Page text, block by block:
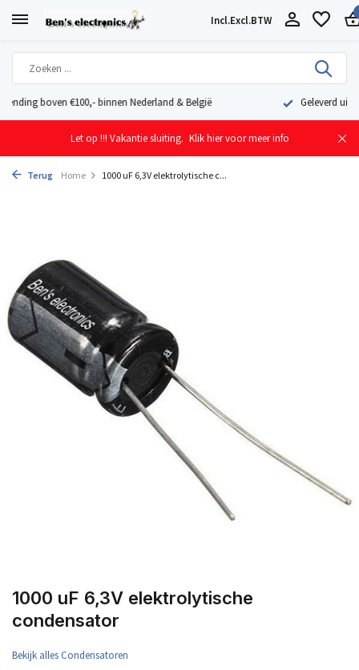
Incl.Excl.BTW
Geleverd uit eigen voorraad vanuit ons magazijn in Nederland
Let op !!! Vakantie sluiting. Klik hier voor meer info
Terug Home 1000 uF 6,3V elektrolytische c...
1000 uF 6,3V elektrolytische
condensator
Bekijk alles Condensatoren